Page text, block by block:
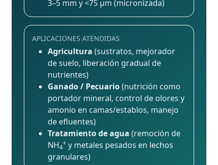
3–5 mm y <75 μm (micronizada)
APLICACIONES ATENDIDAS
Agricultura (sustratos, mejorador
de suelo, liberación gradual de
nutrientes)
Ganado / Pecuario(nutrición como
portador mineral, control de olores y
amonio en camas/establos, manejo
de efluentes)
Tratamiento de agua (remoción de
NH4
+ y metales pesados en lechos
granulares)